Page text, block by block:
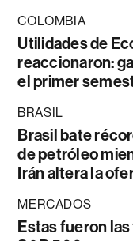
COLOMBIA
Utilidades de
reaccionaron:
el primer
BRASIL
Brasil bate
de petróleo
Irán altera la
MERCADOS
Estas fueron